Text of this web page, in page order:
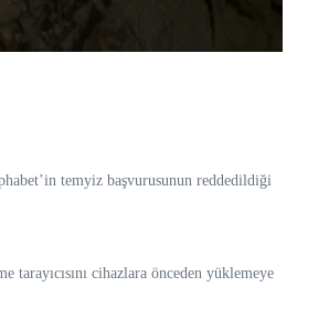
temyiz başvurusunun reddedildiği
cihazlara önceden yüklemeye